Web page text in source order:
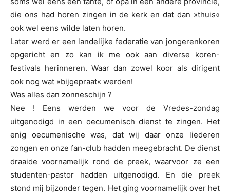
die ons had horen zingen in de kerk en dat dan »thuis«
ook wel eens wilde laten horen.
Later werd er een landelijke federatie van jongerenkoren
opgericht en zo kan ik me ook aan diverse koren-
festivals herinneren. Waar dan zowel koor als dirigent
ook nog wat »bijgepraat« werden!
Was alles dan zonneschijn ?
Nee ! Eens werden we voor de Vredes-zondag
uitgenodigd in een oecumenisch dienst te zingen. Het
enig oecumenische was, dat wij daar onze liederen
zongen en onze fan-club hadden meegebracht. De dienst
draaide voornamelijk rond de preek, waarvoor ze een
studenten-pastor hadden uitgenodigd. En die preek
stond mij bijzonder tegen. Het ging voornamelijk over het